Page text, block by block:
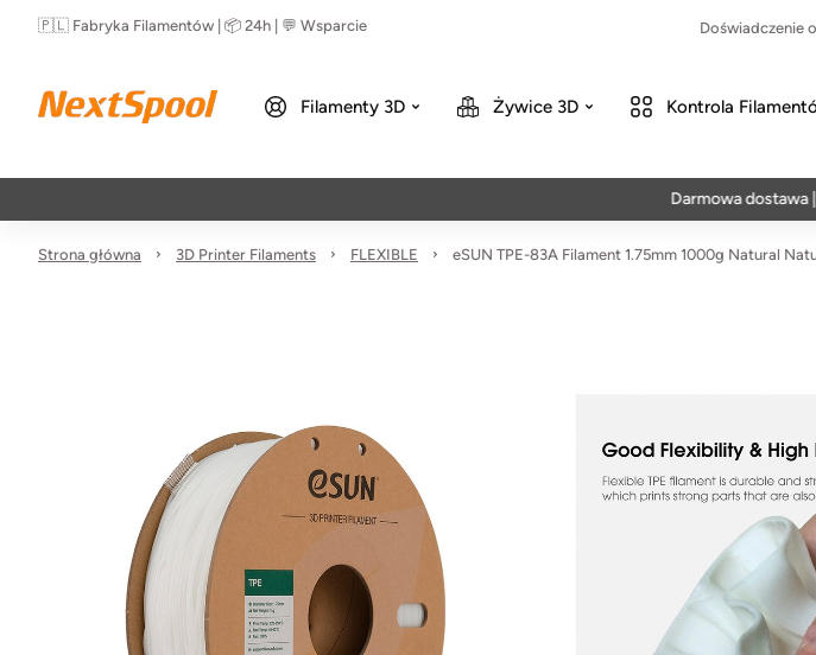
🇵🇱 Fabryka Filamentów | 📦 24h | 💬 Wsparcie Doświadczenie
Filamenty 3D Żywice 3D Kontrola
Darmowa dostawa |
Strona główna 3D Printer Filaments FLEXIBLE eSUN TPE-83A Filament 1.75mm 1000g Natural